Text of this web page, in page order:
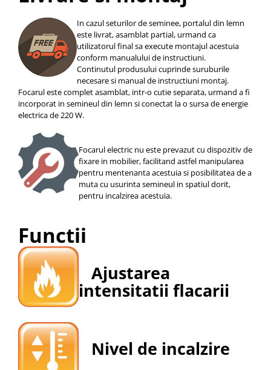
In cazul seturilor de seminee, portalul din lemn
este livrat, asamblat partial, urmand ca
utilizatorul final sa execute montajul acestuia
conform manualului de instructiuni.
Continutul produsului cuprinde suruburile
necesare si manual de instructiuni montaj.
Focarul este complet asamblat, intr-o cutie separata, urmand a fi
incorporat in semineul din lemn si conectat la o sursa de energie
electrica de 220 W.
Focarul electric nu este prevazut cu dispozitiv de
fixare in mobilier, facilitand astfel manipularea
pentru mentenanta acestuia si posibilitatea de a
muta cu usurinta semineul in spatiul dorit,
pentru incalzirea acestuia.
Functii
Ajustarea
intensitatii flacarii
Nivel de incalzire